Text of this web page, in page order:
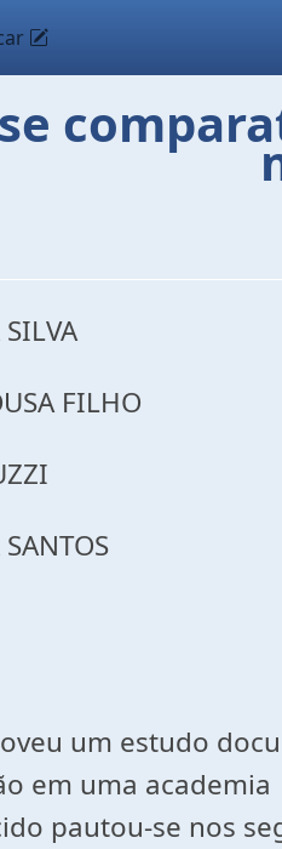
FILHO
um estudo
em uma
pautou-se nos